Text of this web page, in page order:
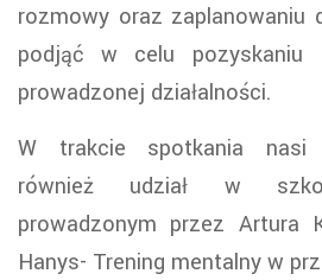
rozmowy oraz zaplanowaniu
podjąć w celu
prowadzonej działalności.
W trakcie spotkania nasi
również udział w
prowadzonym przez Artura
Hanys- Trening mentalny w